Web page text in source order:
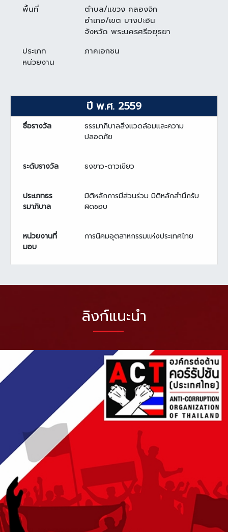
พื้นที่
ตำบล/แขวง คลองจิก
อำเภอ/เขต บางปะอิน
จังหวัด พระนครศรีอยุธยา
ประเภท
หน่วยงาน
ภาคเอกชน
ปี พ.ศ. 2559
ชื่อรางวัล
ธรรมาภิบาลสิ่งแวดล้อมและความ
ปลอดภัย
ระดับรางวัล ธงขาว-ดาวเขียว
ประเภทธร
รมาภิบาล
มิติหลักการมีส่วนร่วม มิติหลักสำนึกรับ
ผิดชอบ
หน่วยงานที่
มอบ
การนิคมอุตสาหกรรมแห่งประเทศไทย
ลิงก์แนะนำ